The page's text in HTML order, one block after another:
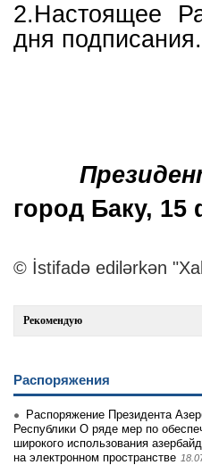
2.Настоящее
дня подписания.
город Баку, 15
© İstifadə edilərkən
Рекомендую
Распоряжения
Распоряжение Президента
Республики О ряде мер по
широкого использования
на электронном пространстве